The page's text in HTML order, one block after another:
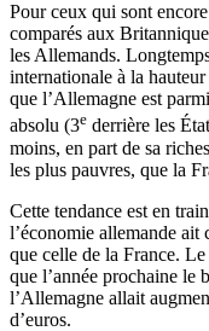
Pour ceux qui sont
comparés aux
les Allemands.
internationale à la
que l’Allemagne est
absolu (3e derrière les
moins, en part de sa
les plus pauvres, que la
Cette tendance est en
l’économie allemande ait
que celle de la France.
que l’année prochaine le
l’Allemagne allait
d’euros.